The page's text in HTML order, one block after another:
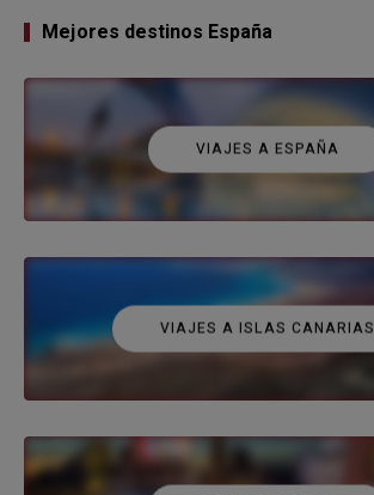
Mejores destinos España
VIAJES A ESPAÑA
VIAJES A ISLAS CANARIAS